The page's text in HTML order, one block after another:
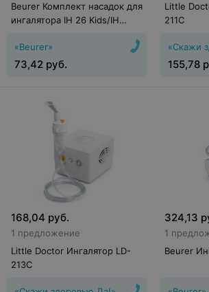
Beurer Комплект насадок для
ингалятора IH 26 Kids/IH
«Beurer»
73,42 руб.
Little
211C
«Скажи
155,78
168,04 руб.
1 предложение
Little Doctor Ингалятор LD-
213C
324,13
1
Beurer